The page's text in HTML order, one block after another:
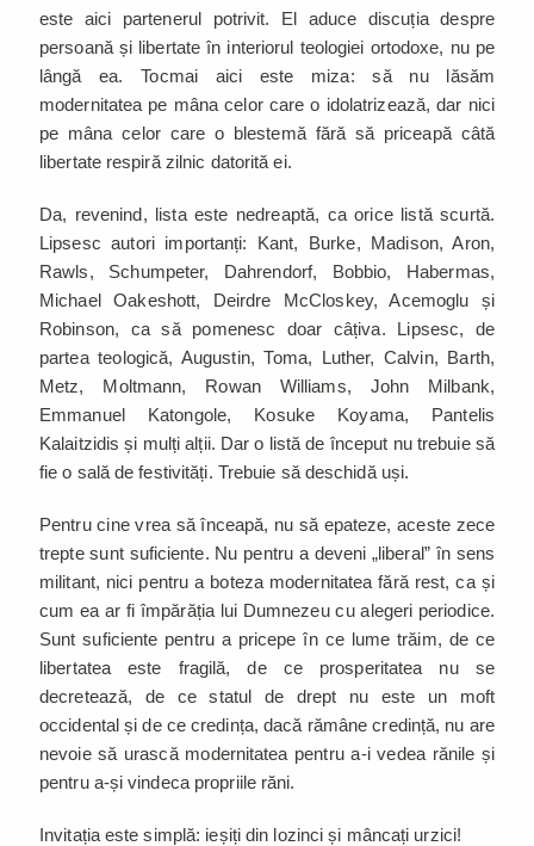
este aici partenerul potrivit. El aduce discuția despre
persoană și libertate în interiorul teologiei ortodoxe, nu pe
lângă ea. Tocmai aici este miza: să nu lăsăm
modernitatea pe mâna celor care o idolatrizează, dar nici
pe mâna celor care o blestemă fără să priceapă câtă
libertate respiră zilnic datorită ei.
Da, revenind, lista este nedreaptă, ca orice listă scurtă.
Lipsesc autori importanți: Kant, Burke, Madison, Aron,
Rawls, Schumpeter, Dahrendorf, Bobbio, Habermas,
Michael Oakeshott, Deirdre McCloskey, Acemoglu și
Robinson, ca să pomenesc doar câțiva. Lipsesc, de
partea teologică, Augustin, Toma, Luther, Calvin, Barth,
Metz, Moltmann, Rowan Williams, John Milbank,
Emmanuel Katongole, Kosuke Koyama, Pantelis
Kalaitzidis și mulți alții. Dar o listă de început nu trebuie să
fie o sală de festivități. Trebuie să deschidă uși.
Pentru cine vrea să înceapă, nu să epateze, aceste zece
trepte sunt suficiente. Nu pentru a deveni „liberal” în sens
militant, nici pentru a boteza modernitatea fără rest, ca și
cum ea ar fi împărăția lui Dumnezeu cu alegeri periodice.
Sunt suficiente pentru a pricepe în ce lume trăim, de ce
libertatea este fragilă, de ce prosperitatea nu se
decretează, de ce statul de drept nu este un moft
occidental și de ce credința, dacă rămâne credință, nu are
nevoie să urască modernitatea pentru a-i vedea rănile și
pentru a-și vindeca propriile răni.
Invitația este simplă: ieșiți din lozinci și mâncați urzici!